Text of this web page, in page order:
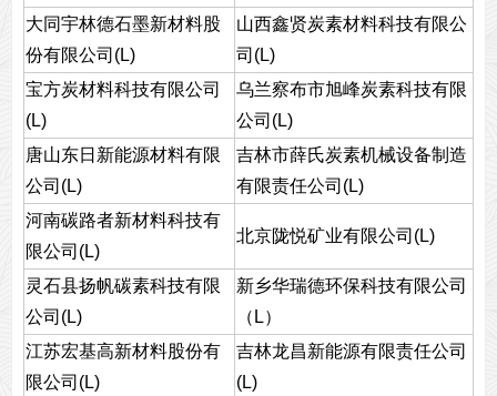
大同宇林德石墨新材料股
份有限公司(L)
山西鑫贤炭素材料科技有限公
司(L)
宝方炭材料科技有限公司
(L)
乌兰察布市旭峰炭素科技有限
公司(L)
唐山东日新能源材料有限
公司(L)
吉林市薛氏炭素机械设备制造
有限责任公司(L)
河南碳路者新材料科技有
限公司(L)
北京陇悦矿业有限公司(L)
灵石县扬帆碳素科技有限
公司(L)
新乡华瑞德环保科技有限公司
（L）
江苏宏基高新材料股份有
限公司(L)
吉林龙昌新能源有限责任公司
(L)